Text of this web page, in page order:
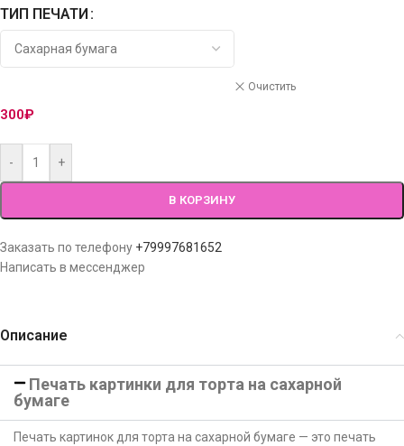
ТИП ПЕЧАТИ
Очистить
300₽
- +
В КОРЗИНУ
Заказать по телефону +79997681652
Написать в мессенджер
Описание
Печать картинки для торта на сахарной
бумаге
Печать картинок для торта на сахарной бумаге — это печать